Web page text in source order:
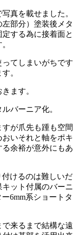
真を載せました。
部分）塗装後メタ
する為に接着面と
てしまいがちです
。
ます。
バーニア化。
が爪先も踵も空間
いそれと軸をポキ
余裕が意外にもあ
けるのは難しいだ
ット付属のバーニ
6mm系ショートタ
来るまで結構な遠